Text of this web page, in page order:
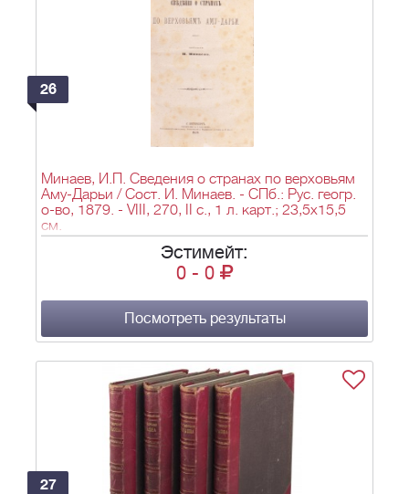
26
Минаев, И.П. Сведения о странах по верховьям
Аму-Дарьи / Сост. И. Минаев. - СПб.: Рус. геогр.
о-во, 1879. - VIII, 270, II с., 1 л. карт.; 23,5х15,5
см.
Эстимейт:
0 - 0
Посмотреть результаты
27